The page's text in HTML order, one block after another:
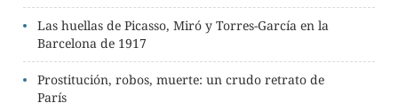
Las huellas de Picasso, Miró y Torres-García en la
Barcelona de 1917
Prostitución, robos, muerte: un crudo retrato de
París